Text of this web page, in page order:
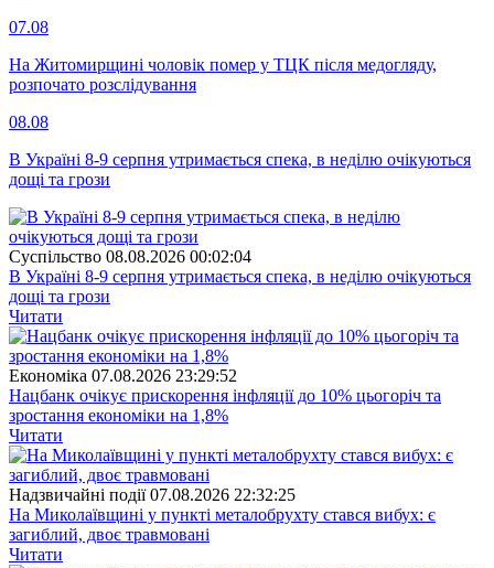
07.08
На Житомирщині чоловік помер у ТЦК після медогляду,
розпочато розслідування
08.08
В Україні 8-9 серпня утримається спека, в неділю очікуються
дощі та грози
Суспiльство 08.08.2026 00:02:04
В Україні 8-9 серпня утримається спека, в неділю очікуються
дощі та грози
Читати
Економіка 07.08.2026 23:29:52
Нацбанк очікує прискорення інфляції до 10% цьогоріч та
зростання економіки на 1,8%
Читати
Надзвичайні події 07.08.2026 22:32:25
На Миколаївщині у пункті металобрухту стався вибух: є
загиблий, двоє травмовані
Читати